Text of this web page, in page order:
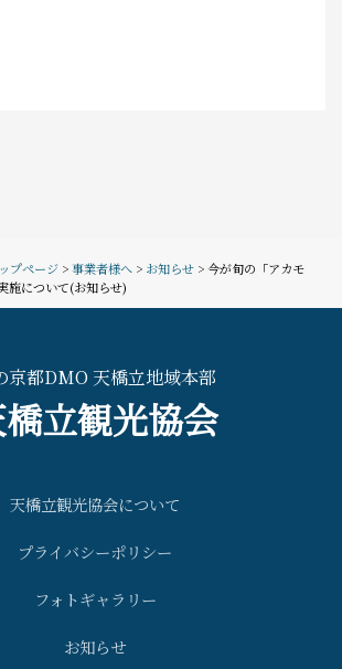
プページ >事業者様へ > お知らせ >今が旬の「アカモ
施について(お知らせ)
京都DMO 天橋立地域本部
立観光協会
天橋立観光協会について
プライバシーポリシー
フォトギャラリー
お知らせ